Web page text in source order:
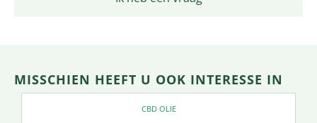
MISSCHIEN HEEFT U OOK INTERESSE IN
CBD OLIE